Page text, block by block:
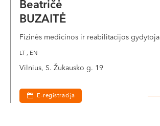
Beatričė
BUZAITĖ
Fizinės medicinos ir reabilitacijos gydytoja
LT , EN
Vilnius, S. Žukausko g. 19
E-registracija